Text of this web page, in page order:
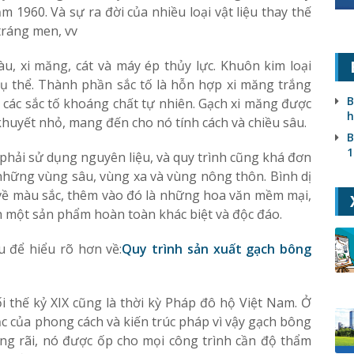
1960. Và sự ra đời của nhiều loại vật liệu thay thế
men, vv
xi măng, cát và máy ép thủy lực. Khuôn kim loại
thể. Thành phần sắc tố là hỗn hợp xi măng trắng
sắc tố khoáng chất tự nhiên. Gạch xi măng được
nhỏ, mang đến cho nó tính cách và chiều sâu.
sử dụng nguyên liệu, và quy trình cũng khá đơn
vùng sâu, vùng xa và vùng nông thôn. Bình dị
màu sắc, thêm vào đó là những hoa văn mềm mại,
sản phẩm hoàn toàn khác biệt và độc đáo.
để hiểu rõ hơn về:Quy trình sản xuất gạch bông
thế kỷ XIX cũng là thời kỳ Pháp đô hộ Việt Nam. Ở
phong cách và kiến trúc pháp vì vậy gạch bông
rãi, nó được ốp cho mọi công trình cần độ thẩm